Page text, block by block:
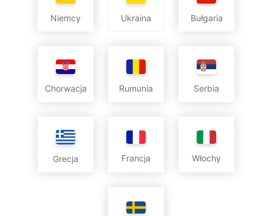
Niemcy Ukraina Bułgaria
Chorwacja Rumunia Serbia
Grecja Francja Włochy